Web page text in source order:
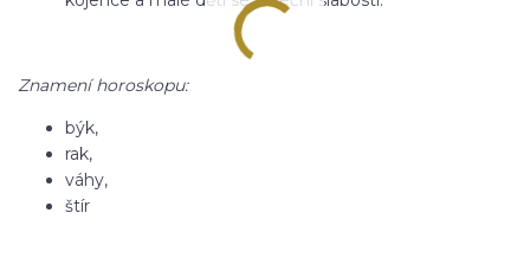
Znamení horoskopu:
býk,
rak,
váhy,
štír